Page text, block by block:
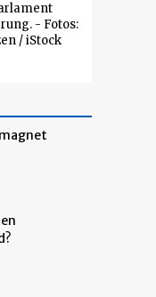
- Fotos:
/ iStock